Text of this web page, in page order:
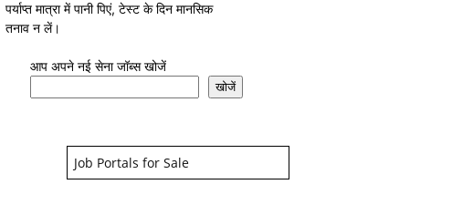
पर्याप्त मात्रा में पानी पिएं, टेस्ट के दिन मानसिक
तनाव न लें।
आप अपने नई सेना जॉब्स खोजें
खोजें
Job Portals for Sale